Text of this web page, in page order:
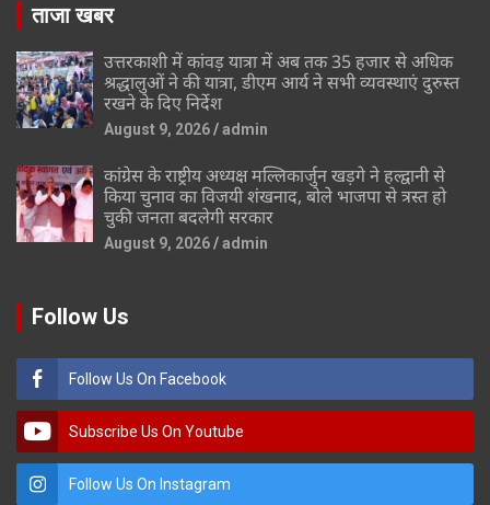
ताजा खबर
उत्तरकाशी में कांवड़ यात्रा में अब तक 35 हजार से अधिक
श्रद्धालुओं ने की यात्रा, डीएम आर्य ने सभी व्यवस्थाएं दुरुस्त
रखने के दिए निर्देश
August 9, 2026 admin
कांग्रेस के राष्ट्रीय अध्यक्ष मल्लिकार्जुन खड़गे ने हल्द्वानी से
किया चुनाव का विजयी शंखनाद, बोले भाजपा से त्रस्त हो
चुकी जनता बदलेगी सरकार
August 9, 2026 admin
Follow Us
Follow Us On Facebook
Subscribe Us On Youtube
Follow Us On Instagram